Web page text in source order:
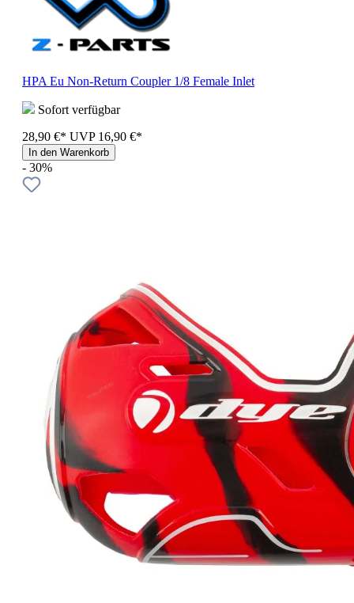
HPA Eu Non-Return Coupler 1/8 Female Inlet
Sofort verfügbar
28,90 €* UVP 16,90 €*
In den Warenkorb
- 30%